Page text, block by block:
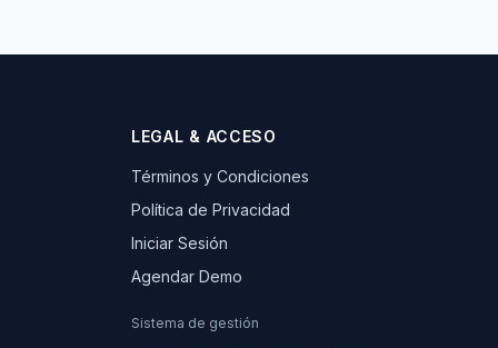
LEGAL & ACCESO
Términos y Condiciones
Política de Privacidad
Iniciar Sesión
Agendar Demo
Sistema de gestión